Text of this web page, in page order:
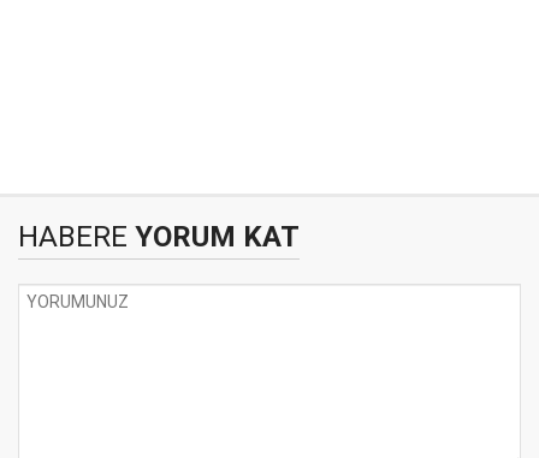
HABERE YORUM KAT